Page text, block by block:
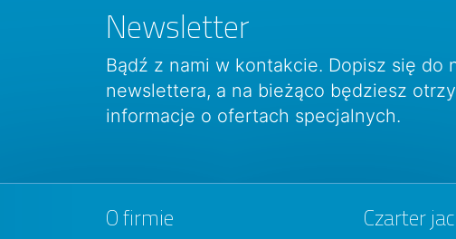
Newsletter
Bądź z nami w kontakcie. Dopisz się do
newslettera, a na bieżąco będziesz
informacje o ofertach specjalnych.
O firmie Czarter